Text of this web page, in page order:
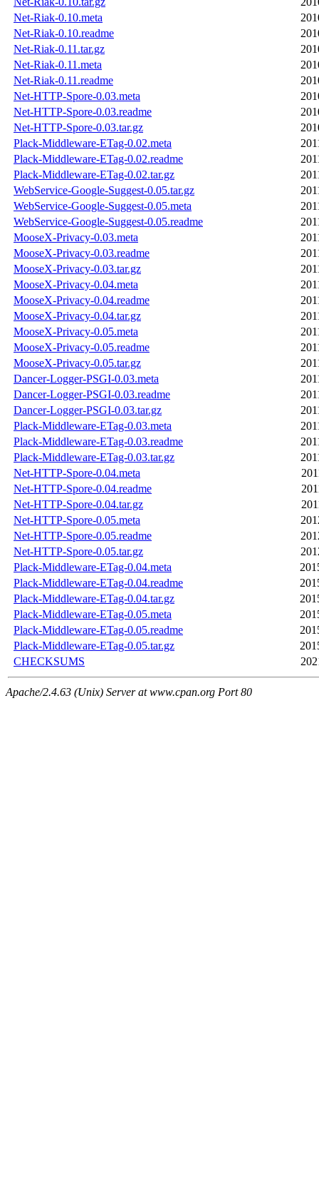
Net-Riak-0.10.meta
Net-Riak-0.10.readme
Net-Riak-0.11.tar.gz
Net-Riak-0.11.meta
Net-Riak-0.11.readme
Net-HTTP-Spore-0.03.meta
Net-HTTP-Spore-0.03.readme
Net-HTTP-Spore-0.03.tar.gz
Plack-Middleware-ETag-0.02.meta
Plack-Middleware-ETag-0.02.readme
Plack-Middleware-ETag-0.02.tar.gz
WebService-Google-Suggest-0.05.tar.gz
WebService-Google-Suggest-0.05.meta
WebService-Google-Suggest-0.05.readme
MooseX-Privacy-0.03.meta
MooseX-Privacy-0.03.readme
MooseX-Privacy-0.03.tar.gz
MooseX-Privacy-0.04.meta
MooseX-Privacy-0.04.readme
MooseX-Privacy-0.04.tar.gz
MooseX-Privacy-0.05.meta
MooseX-Privacy-0.05.readme
MooseX-Privacy-0.05.tar.gz
Dancer-Logger-PSGI-0.03.meta
Dancer-Logger-PSGI-0.03.readme
Dancer-Logger-PSGI-0.03.tar.gz
Plack-Middleware-ETag-0.03.meta
Plack-Middleware-ETag-0.03.readme
Plack-Middleware-ETag-0.03.tar.gz
Net-HTTP-Spore-0.04.meta
Net-HTTP-Spore-0.04.readme
Net-HTTP-Spore-0.04.tar.gz
Net-HTTP-Spore-0.05.meta
Net-HTTP-Spore-0.05.readme
Net-HTTP-Spore-0.05.tar.gz
Plack-Middleware-ETag-0.04.meta
Plack-Middleware-ETag-0.04.readme
Plack-Middleware-ETag-0.04.tar.gz
Plack-Middleware-ETag-0.05.meta
Plack-Middleware-ETag-0.05.readme
Plack-Middleware-ETag-0.05.tar.gz
CHECKSUMS
Apache/2.4.63 (Unix) Server at www.cpan.org Port 80